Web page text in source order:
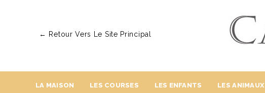
← Retour Vers Le Site Principal
LA MAISON LES COURSES LES ENFANTS LES ANIMAUX